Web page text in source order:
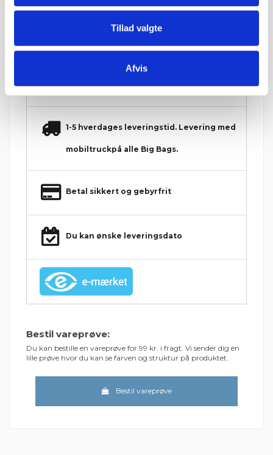
Tillad valgte
Afvis
Hos Grat får du:
1-5 hverdages leveringstid. Levering med
mobiltruckpå alle Big Bags.
Betal sikkert og gebyrfrit
Du kan ønske leveringsdato
Bestil vareprøve:
Du kan bestille en vareprøve for 99 kr. i fragt. Vi sender dig en
lille prøve hvor du kan se farven og struktur på produktet.
Bestil vareprøve